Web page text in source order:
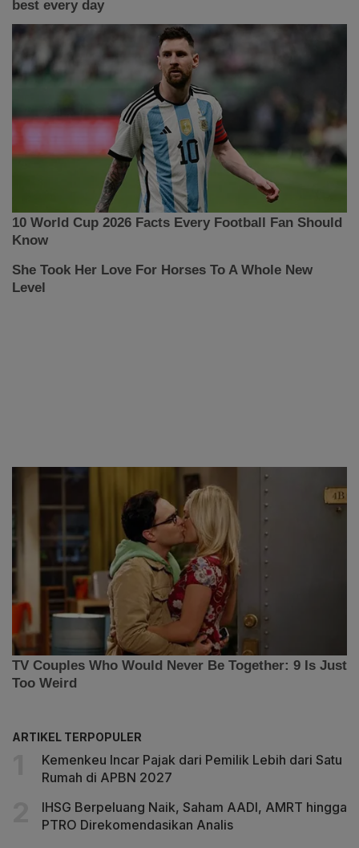
ARTIKEL TERPOPULER
Kemenkeu Incar Pajak dari Pemilik Lebih dari Satu
Rumah di APBN 2027
IHSG Berpeluang Naik, Saham AADI, AMRT hingga
PTRO Direkomendasikan Analis